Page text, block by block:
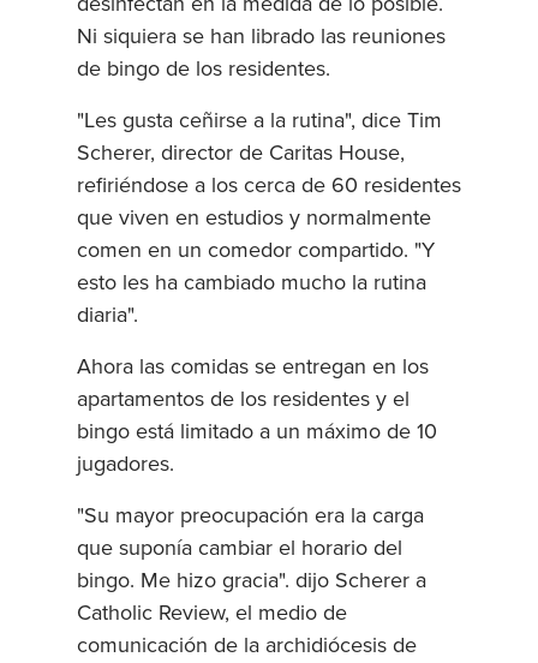
Ni siquiera se han librado las reuniones
de bingo de los residentes.
"Les gusta ceñirse a la rutina", dice Tim
Scherer, director de Caritas House,
refiriéndose a los cerca de 60 residentes
que viven en estudios y normalmente
comen en un comedor compartido. "Y
esto les ha cambiado mucho la rutina
diaria".
Ahora las comidas se entregan en los
apartamentos de los residentes y el
bingo está limitado a un máximo de 10
jugadores.
"Su mayor preocupación era la carga
que suponía cambiar el horario del
bingo. Me hizo gracia". dijo Scherer a
Catholic Review, el medio de
comunicación de la archidiócesis de